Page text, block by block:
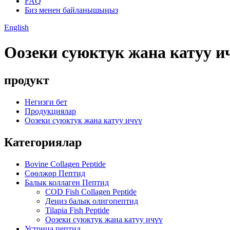
Биз менен байланышыңыз
English
Оозеки суюктук жана катуу
продукт
Негизги бет
Продукциялар
Оозеки суюктук жана катуу ичүү
Категориялар
Bovine Collagen Peptide
Сөөлжөр Пептид
Балык коллаген Пептид
COD Fish Collagen Peptide
Деңиз балык олигопептид
Tilapia Fish Peptide
Оозеки суюктук жана катуу ичүү